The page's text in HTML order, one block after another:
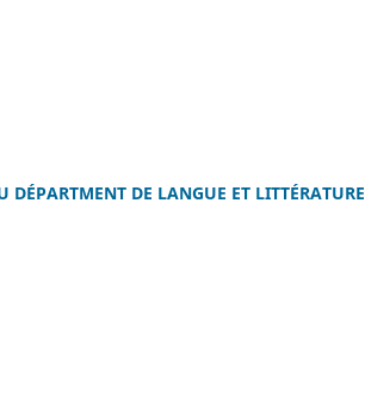
DÉPARTMENT DE LANGUE ET LITTÉRATURE